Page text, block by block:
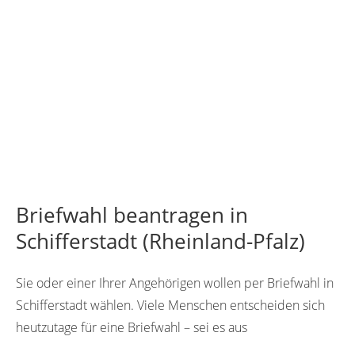
Briefwahl beantragen in
Schifferstadt (Rheinland-Pfalz)
Sie oder einer Ihrer Angehörigen wollen per Briefwahl in
Schifferstadt wählen. Viele Menschen entscheiden sich
heutzutage für eine Briefwahl – sei es aus